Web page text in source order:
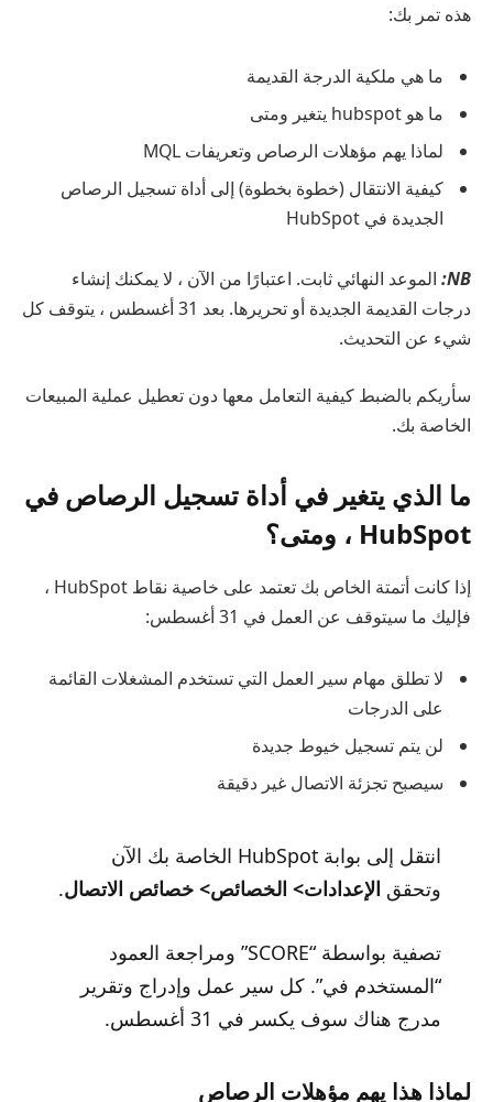
هذه تمر بك:
ما هي ملكية الدرجة القديمة
ما هو hubspot يتغير ومتى
لماذا يهم مؤهلات الرصاص وتعريفات MQL
كيفية الانتقال (خطوة بخطوة) إلى أداة تسجيل الرصاص
الجديدة في HubSpot
NB: الموعد النهائي ثابت. اعتبارًا من الآن ، لا يمكنك إنشاء
درجات القديمة الجديدة أو تحريرها. بعد 31 أغسطس ، يتوقف كل
شيء عن التحديث.
سأريكم بالضبط كيفية التعامل معها دون تعطيل عملية المبيعات
الخاصة بك.
ما الذي يتغير في أداة تسجيل الرصاص في
HubSpot ، ومتى؟
إذا كانت أتمتة الخاص بك تعتمد على خاصية نقاط HubSpot ،
فإليك ما سيتوقف عن العمل في 31 أغسطس:
لا تطلق مهام سير العمل التي تستخدم المشغلات القائمة
على الدرجات
لن يتم تسجيل خيوط جديدة
سيصبح تجزئة الاتصال غير دقيقة
انتقل إلى بوابة HubSpot الخاصة بك الآن
وتحقق الإعدادات> الخصائص> خصائص الاتصال.
تصفية بواسطة “SCORE” ومراجعة العمود
“المستخدم في”. كل سير عمل وإدراج وتقرير
مدرج هناك سوف يكسر في 31 أغسطس.
لماذا هذا يهم مؤهلات الرصاص